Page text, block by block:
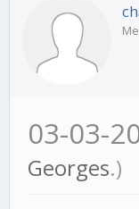
03-03-
Georges.)